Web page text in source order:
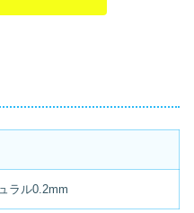
ラル0.2mm